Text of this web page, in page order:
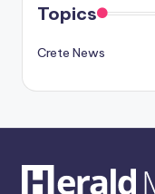
Topics
Crete News